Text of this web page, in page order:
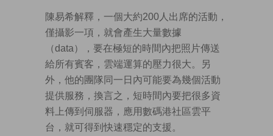
陳易希解釋，一個大約200人出席的活動，
僅攝影一項，就會產生大量數據
（data），要在極短的時間內把照片傳送
給所有賓客，雲端運算的壓力很大。另
外，他的團隊同一日內可能要為幾個活動
提供服務，換言之，短時間內要把很多資
料上傳到伺服器，應用數碼港社區雲平
台，就可得到快速穩定的支援。